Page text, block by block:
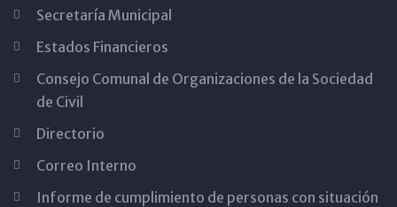
Secretaría Municipal
Estados Financieros
Consejo Comunal de Organizaciones de la Sociedad
de Civil
Directorio
Correo Interno
Informe de cumplimiento de personas con situación